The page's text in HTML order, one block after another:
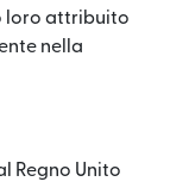
loro attribuito
nella
Regno Unito